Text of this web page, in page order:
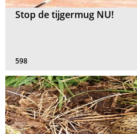
Stop de tijgermug NU!
598